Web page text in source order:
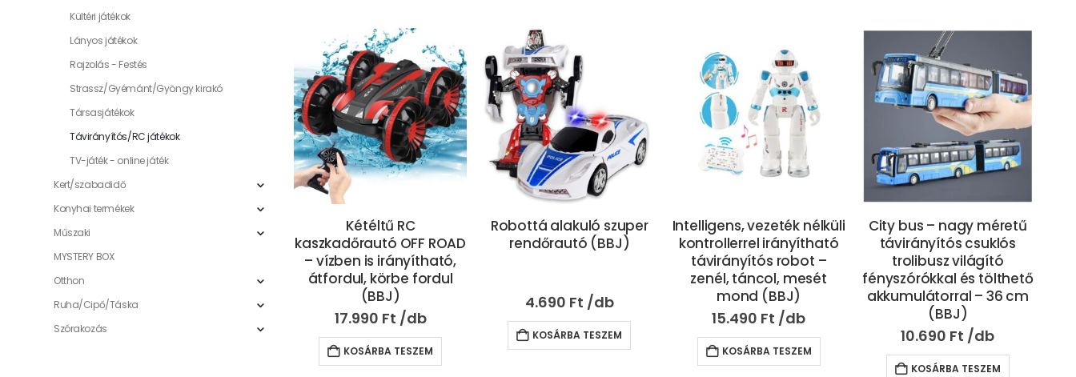
Kétéltű RC
kaszkadőrautó OFF ROAD
– vízben is irányítható,
átfordul, körbe fordul
(BBJ)
17.990 Ft
KOSÁRBA TESZEM
Robottá alakuló szuper
rendőrautó (BBJ)
4.690 Ft
KOSÁRBA TESZEM
Intelligens, vezeték nélküli
kontrollerrel irányítható
távirányítós robot –
zenél, táncol, mesét
mond (BBJ)
15.490 Ft
KOSÁRBA TESZEM
City bus – nagy méretű
távirányítós csuklós
trolibusz világító
fényszórókkal és tölthető
akkumulátorral – 36 cm
(BBJ)
10.690 Ft
KOSÁRBA TESZEM
Kültéri játékok
Lányos játékok
Rajzolás - Festés
Strassz/Gyémánt/Gyöngy kirakó
Társasjátékok
Távirányítós/RC játékok
TV-játék - online játék
Kert/szabadidő
Konyhai termékek
Műszaki
MYSTERY BOX
Otthon
Ruha/Cipő/Táska
Szórakozás